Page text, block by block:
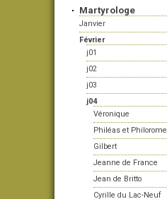
Martyrologe
Janvier
Février
j01
j02
j03
j04
Véronique
Philéas et Philorome
Gilbert
Jeanne de France
Jean de Britto
Cyrille du Lac-Neuf